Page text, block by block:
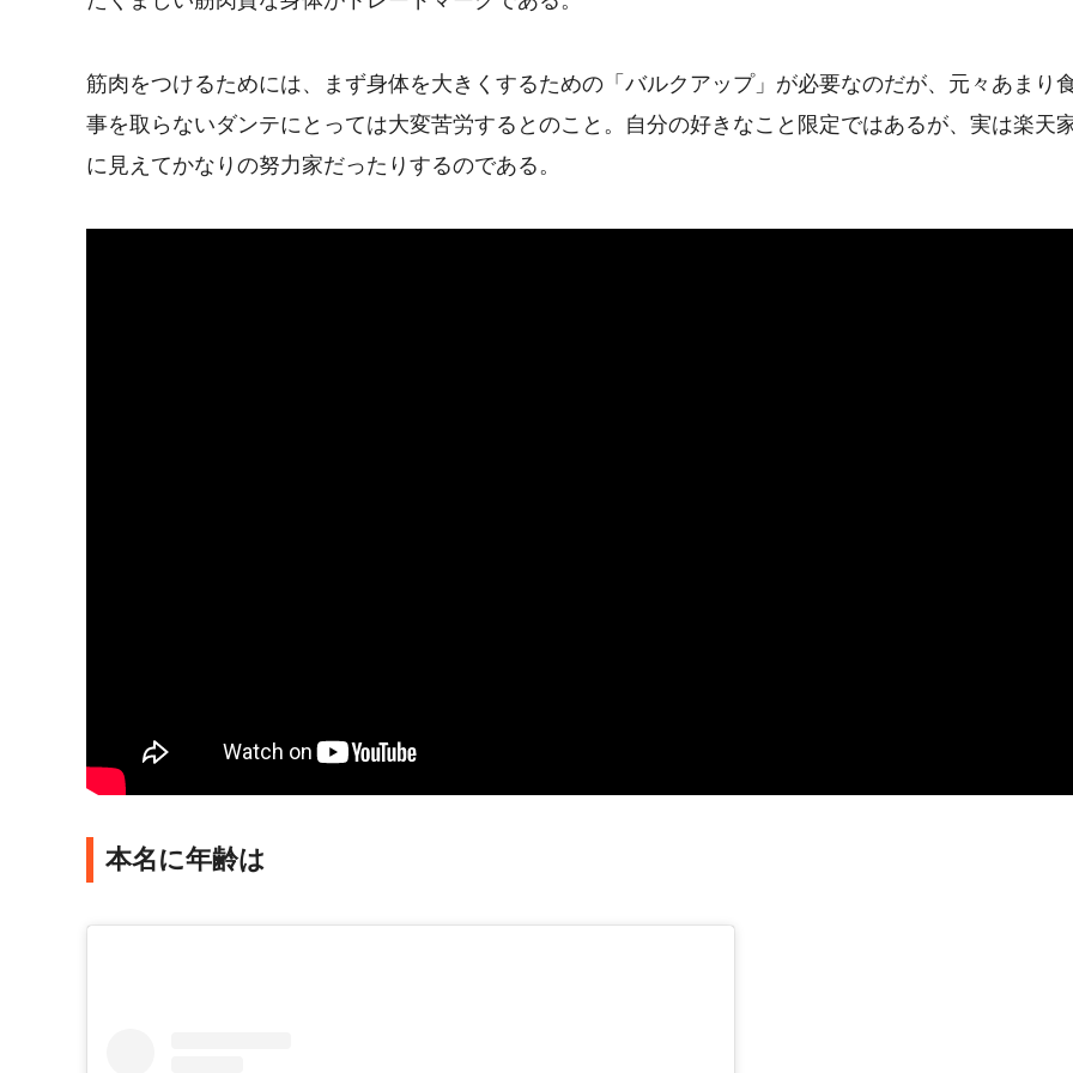
筋肉をつけるためには、まず身体を大きくするための「バルクアップ」が必要なのだが、元々あまり
事を取らないダンテにとっては大変苦労するとのこと。自分の好きなこと限定ではあるが、実は楽天
に見えてかなりの努力家だったりするのである。
本名に年齢は